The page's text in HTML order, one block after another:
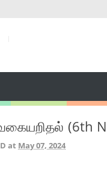
(6th
at May 07, 2024